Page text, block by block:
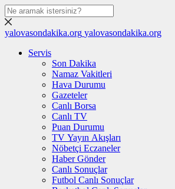
yalovasondakika.org yalovasondakika.org
Servis
Son Dakika
Namaz Vakitleri
Hava Durumu
Gazeteler
Canlı Borsa
Canlı TV
Puan Durumu
TV Yayın Akışları
Nöbetçi Eczaneler
Haber Gönder
Canlı Sonuçlar
Futbol Canlı Sonuçlar